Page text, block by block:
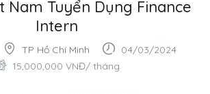
Nam Tuyển Dụng Finance
Intern
TP Hồ Chí Minh
04/03/2024
15,000,000 VNĐ/ tháng